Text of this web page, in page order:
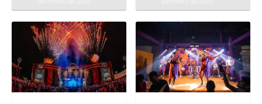
Barbacena 2025 – O Natal
do Amor, na cidade mineira
situada no Campo das
Vertentes, está chegando à
sua reta final e promete
encantar o público […]
evento será realizado na
próxima semana, no dia 11
[…]